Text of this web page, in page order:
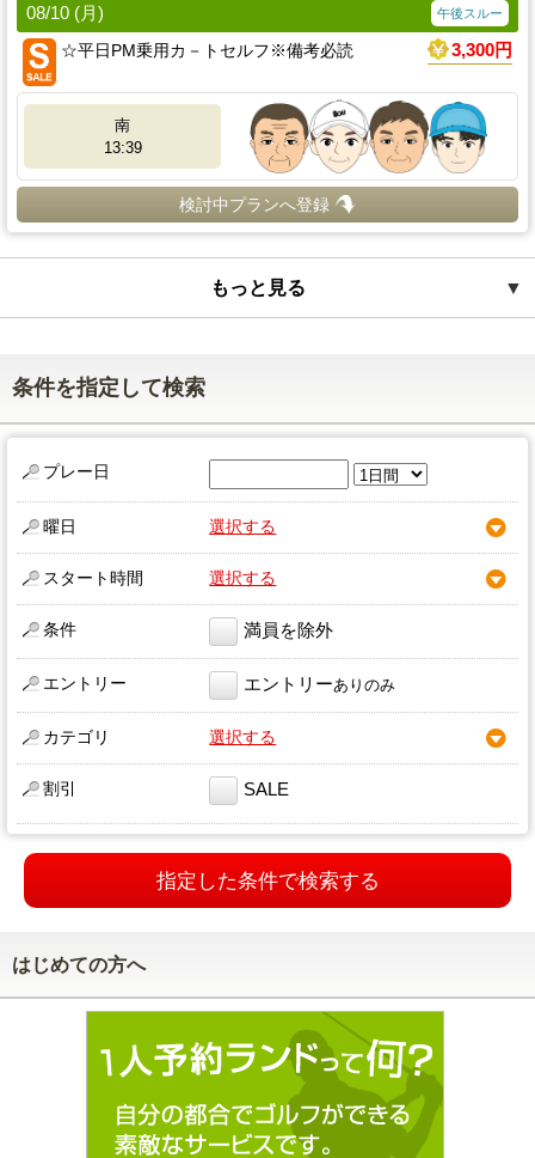
08/10 (月) 午後スルー
☆平日PM乗用カ－トセルフ※備考必読 3,300円
南
13:39
検討中プランへ登録
▼
もっと見る
条件を指定して検索
プレー日
曜日 選択する
スタート時間 選択する
条件 満員を除外
エントリー エントリーありのみ
カテゴリ 選択する
割引 SALE
指定した条件で検索する
はじめての方へ